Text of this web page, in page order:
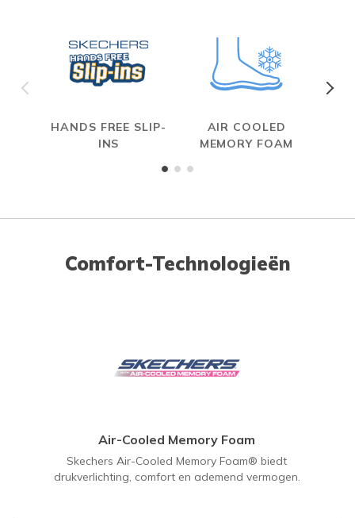
HANDS FREE SLIP-
INS
AIR COOLED
MEMORY FOAM
Comfort-Technologieën
Air-Cooled Memory Foam
Skechers Air-Cooled Memory Foam® biedt
drukverlichting, comfort en ademend vermogen.